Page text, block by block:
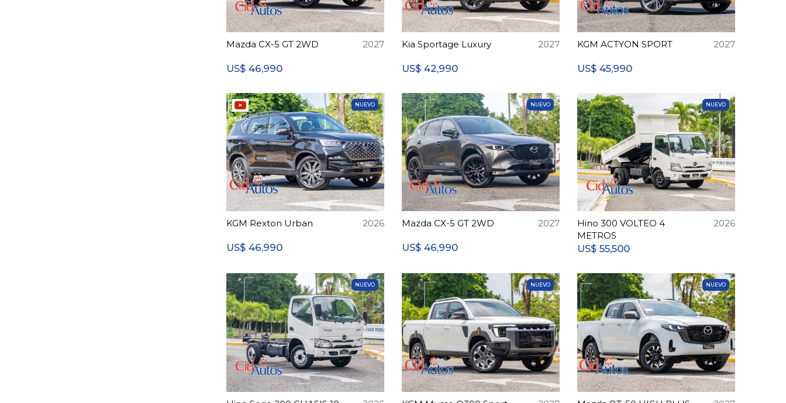
Mazda CX-5 GT 2WD 2027
US$ 46,990
Kia Sportage Luxury 2027
US$ 42,990
KGM ACTYON SPORT 2027
US$ 45,990
NUEVO
KGM Rexton Urban 2026
US$ 46,990
NUEVO
Mazda CX-5 GT 2WD 2027
US$ 46,990
NUEVO
Hino 300 VOLTEO 4
METROS
2026
US$ 55,500
NUEVO NUEVO NUEVO